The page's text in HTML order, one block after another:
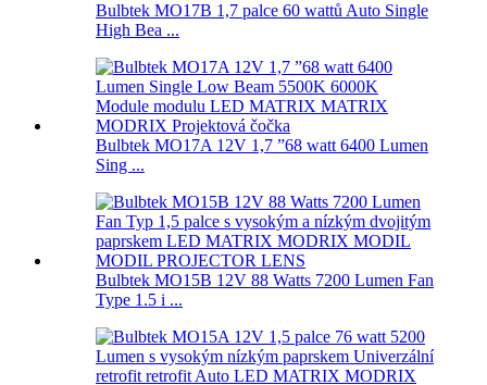
Bulbtek MO17B 1,7 palce 60 wattů Auto Single
High Bea ...
Bulbtek MO17A 12V 1,7 ”68 watt 6400 Lumen
Sing ...
Bulbtek MO15B 12V 88 Watts 7200 Lumen Fan
Type 1.5 i ...